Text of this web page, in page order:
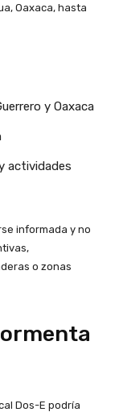
Oaxaca, hasta
y Oaxaca
actividades
informada y no
o zonas
Dos-E podría